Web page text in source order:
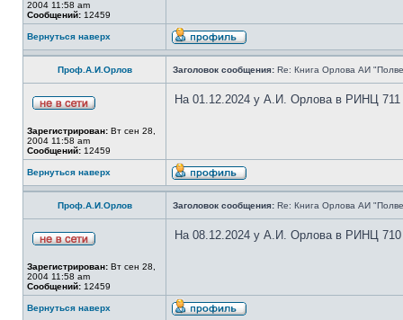
2004 11:58 am
Сообщений: 12459
Вернуться наверх
Проф.А.И.Орлов Заголовок сообщения: Re: Книга Орлова АИ
Зарегистрирован: Вт сен 28,
2004 11:58 am
Сообщений: 12459
На 01.12.2024 у А.И. Орлова в РИНЦ 711
Вернуться наверх
Проф.А.И.Орлов Заголовок сообщения: Re: Книга Орлова АИ
Зарегистрирован: Вт сен 28,
2004 11:58 am
Сообщений: 12459
На 08.12.2024 у А.И. Орлова в РИНЦ 710
Вернуться наверх